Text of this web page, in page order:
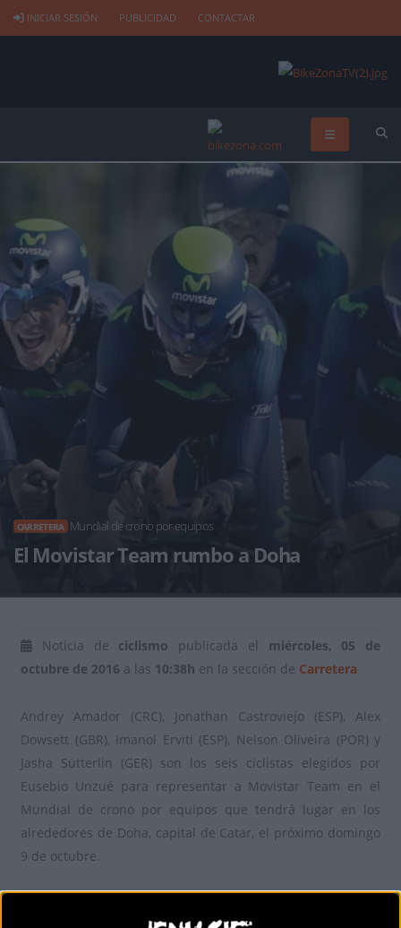
INICIAR SESIÓN PUBLICIDAD CONTACTAR
CARRETERA Mundial de crono por equipos
El Movistar Team rumbo a Doha
Noticia de ciclismo publicada el miércoles, 05 de
octubre de 2016 a las 10:38h en la sección de Carretera
Andrey Amador (CRC), Jonathan Castroviejo (ESP), Alex
Dowsett (GBR), Imanol Erviti (ESP), Nelson Oliveira (POR) y
Jasha Sütterlin (GER) son los seis ciclistas elegidos por
Eusebio Unzué para representar a Movistar Team en el
Mundial de crono por equipos que tendrá lugar en los
alrededores de Doha, capital de Catar, el próximo domingo
9 de octubre.